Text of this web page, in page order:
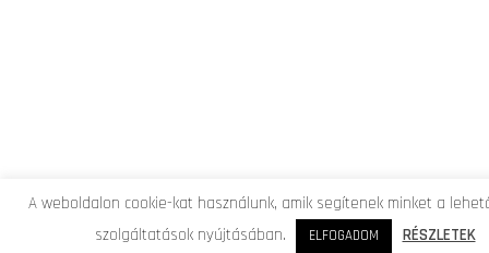
A weboldalon cookie-kat használunk, amik segítenek minket a
szolgáltatások nyújtásában.
ELFOGADOM RÉSZLETEK